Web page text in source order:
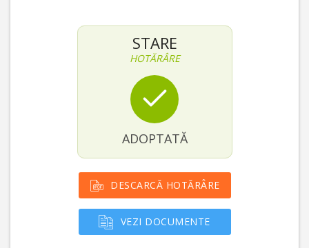
STARE
HOTĂRÂRE
ADOPTATĂ
DESCARCĂ HOTĂRÂRE
VEZI DOCUMENTE